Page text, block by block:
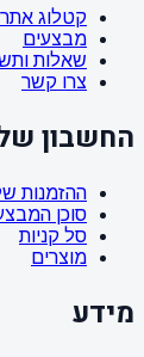
קטלוג
מבצעים
שאלות
צרו קשר
החשבון
ההזמנות
סוכן
סל קניות
מוצרים
מידע